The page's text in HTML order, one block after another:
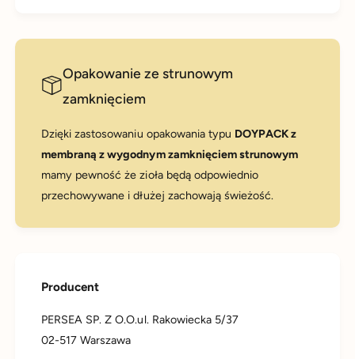
Opakowanie ze strunowym
zamknięciem
Dzięki zastosowaniu opakowania typu DOYPACK z
membraną z wygodnym zamknięciem strunowym
mamy pewność że zioła będą odpowiednio
przechowywane i dłużej zachowają świeżość.
Producent
PERSEA SP. Z O.O.ul. Rakowiecka 5/37
02-517 Warszawa